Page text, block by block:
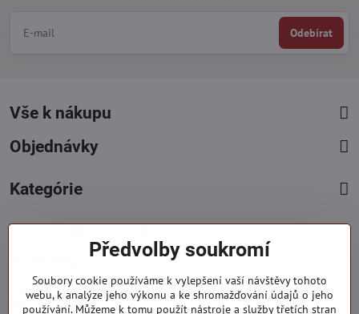
Odebírat
Vše k nákupu
Objednávky
Kategórie
+421 919 060 751
Pondělí - Pátek : 09:00 - 15:00 hod.
Předvolby soukromí
Soubory cookie používáme k vylepšení vaší návštěvy tohoto
webu, k analýze jeho výkonu a ke shromažďování údajů o jeho
používání. Můžeme k tomu použít nástroje a služby třetích stran